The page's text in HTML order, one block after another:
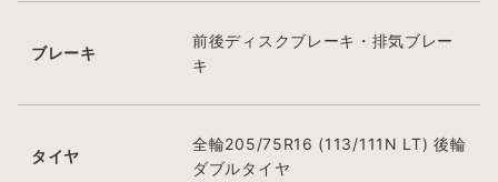
ブレーキ
前後ディスクブレーキ・排気ブレー
キ
タイヤ
全輪205/75R16 (113/111N LT) 後輪
ダブルタイヤ